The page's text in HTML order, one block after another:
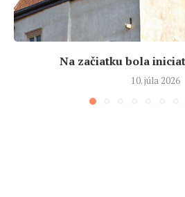
Na začiatku bola
10. júla 2026